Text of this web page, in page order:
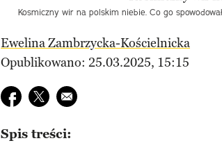
Kosmiczny wir na polskim niebie. Co go
Ewelina Zambrzycka-Kościelnicka
Opublikowano: 25.03.2025, 15:15
Udostępnij na facebook
Udostępnij na twitter
E-mail do przyjaciela
Spis treści: